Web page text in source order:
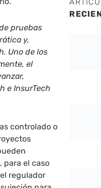
pruebas
y,
Uno de los
el
e InsurTech
controlado o
para el caso
regulador